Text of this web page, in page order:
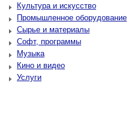
Культура и искусство
Промышленное оборудование
Сырье и материалы
Софт, программы
Музыка
Кино и видео
Услуги